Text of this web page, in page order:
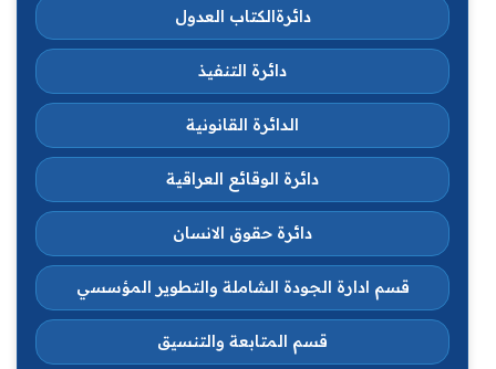
دائرةالكتاب العدول
دائرة التنفيذ
الدائرة القانونية
دائرة الوقائع العراقية
دائرة حقوق الانسان
قسم ادارة الجودة الشاملة والتطوير المؤسسي
قسم المتابعة والتنسيق